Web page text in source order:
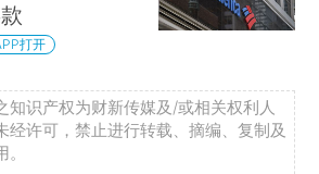
打开
知识产权为财新传媒及/或相关权利人
经许可，禁止进行转载、摘编、复制及